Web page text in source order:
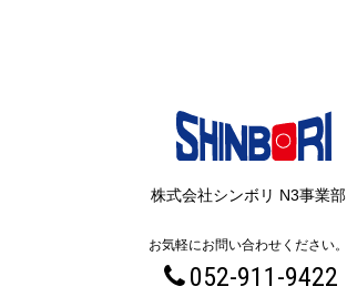
株式会社シンボリ N3事業部
お気軽にお問い合わせください。
052-911-9422